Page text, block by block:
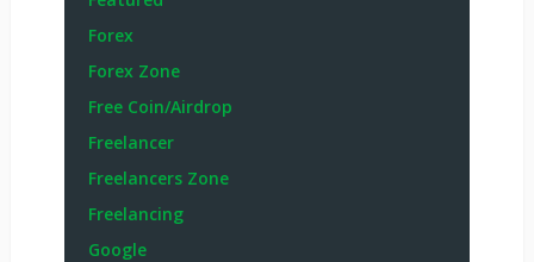
Forex
Forex Zone
Free Coin/Airdrop
Freelancer
Freelancers Zone
Freelancing
Google